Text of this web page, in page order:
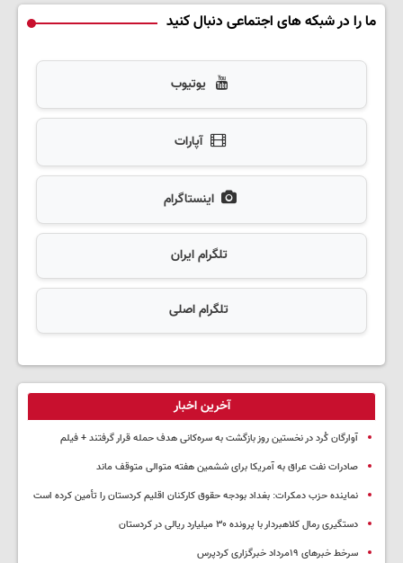
ما را در شبکه های اجتماعی دنبال کنید
یوتیوب
آپارات
اینستاگرام
تلگرام ایران
تلگرام اصلی
آخرین اخبار
آوارگان کُرد در نخستین روز بازگشت به سره‌کانی هدف حمله قرار گرفتند + فیلم
صادرات نفت عراق به آمریکا برای ششمین هفته متوالی متوقف ماند
نماینده حزب دمکرات: بغداد بودجه حقوق کارکنان اقلیم کردستان را تأمین کرده است
دستگیری رمال کلاهبردار با پرونده ۳۰ میلیارد ریالی در کردستان
سرخط خبرهای ۱۹مرداد خبرگزاری کردپرس